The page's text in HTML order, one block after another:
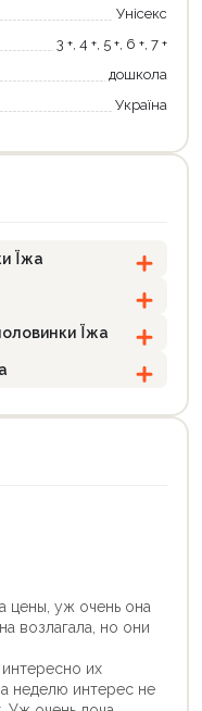
Унісекс
3 +, 4 +, 5 +, 6 +, 7 +
дошкола
Україна
Їжа
Їжа
цены, уж очень она
возлагала, но они
их
неделю интерес не